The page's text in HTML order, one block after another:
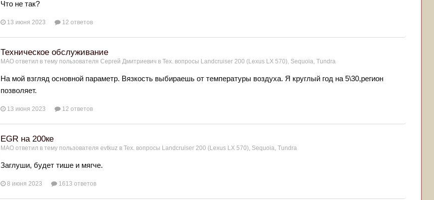
Что не так?
13 июня 2023 12 ответов
Техническое обслуживание
МАО ответил в тему пользователя Сергей Дмитриевич в Тех. вопросы Landcruiser 200 (Lexus LX 570), Sequoia, Tundra
На мой взгляд основной параметр. Вязкость выбираешь от температуры воздуха. Я круглый год на 5\30,регион
позволяет.
13 июня 2023 12 ответов
EGR на 200ке
МАО ответил в тему пользователя evtkuz в Тех. вопросы Landcruiser 200 (Lexus LX 570), Sequoia, Tundra
Заглуши, будет тише и мягче.
8 июня 2023 1613 ответов